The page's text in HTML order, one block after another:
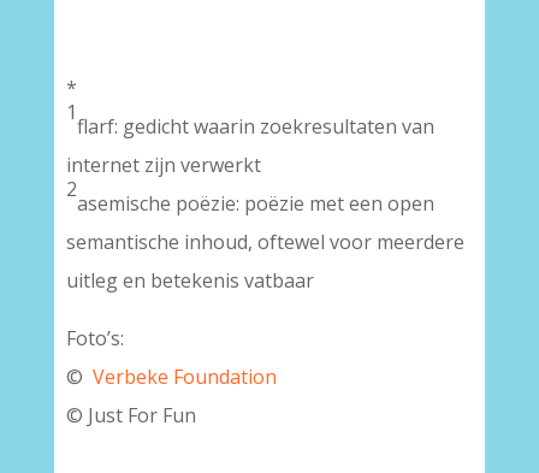
*
1
flarf: gedicht waarin zoekresultaten van
internet zijn verwerkt
2
asemische poëzie: poëzie met een open
semantische inhoud, oftewel voor meerdere
uitleg en betekenis vatbaar
Foto’s:
© Verbeke Foundation
© Just For Fun